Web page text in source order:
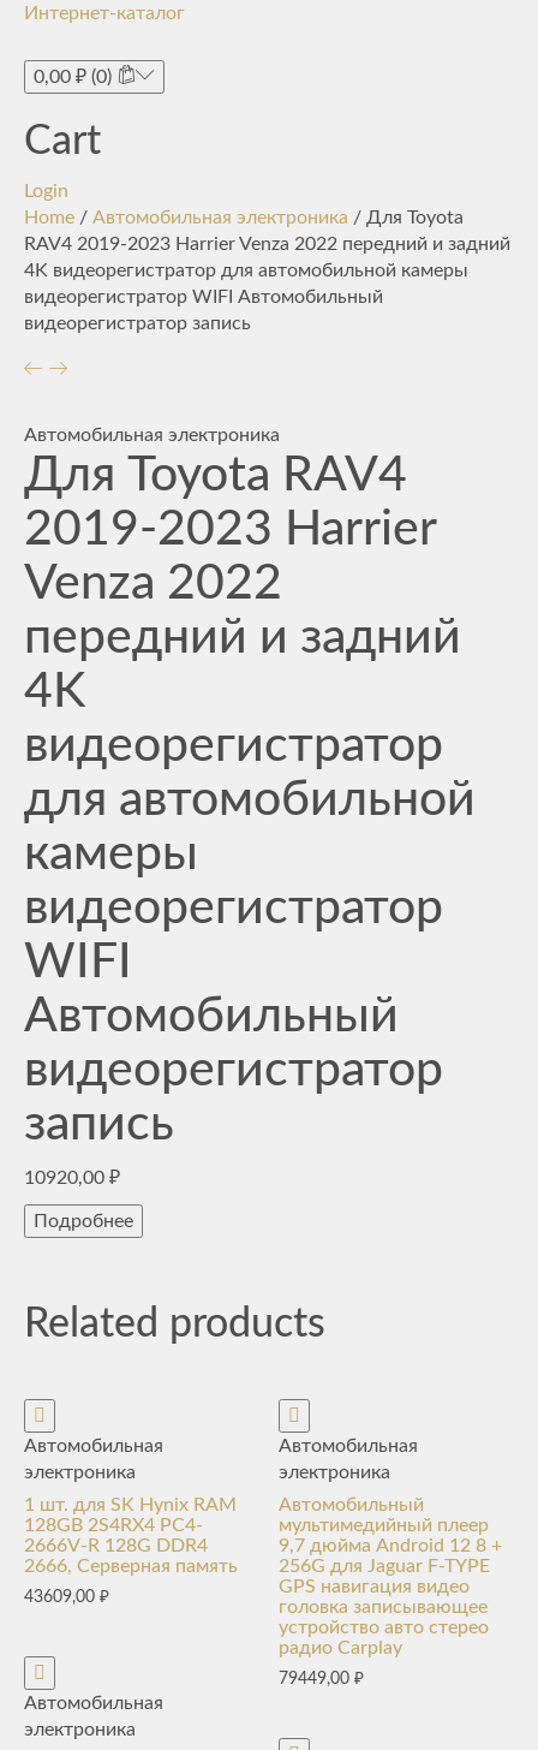
Интернет-каталог
0,00 ₽ (0)
Cart
Login
Home / Автомобильная электроника / Для Toyota
RAV4 2019-2023 Harrier Venza 2022 передний и задний
4K видеорегистратор для автомобильной камеры
видеорегистратор WIFI Автомобильный
видеорегистратор запись
Автомобильная электроника
Для Toyota RAV4
2019-2023 Harrier
Venza 2022
передний и задний
4K
видеорегистратор
для автомобильной
камеры
видеорегистратор
WIFI
Автомобильный
видеорегистратор
запись
10920,00 ₽
Подробнее
Related products
Автомобильная
электроника
1 шт. для SK Hynix RAM
128GB 2S4RX4 PC4-
2666V-R 128G DDR4
2666, Серверная память
43609,00 ₽
Автомобильная
электроника
Автомобильная
электроника
Автомобильный
мультимедийный плеер
9,7 дюйма Android 12 8 +
256G для Jaguar F-TYPE
GPS навигация видео
головка записывающее
устройство авто стерео
радио Carplay
79449,00₽